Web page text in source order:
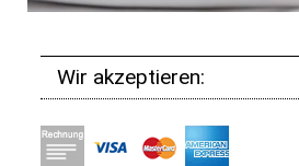
Wir akzeptieren: